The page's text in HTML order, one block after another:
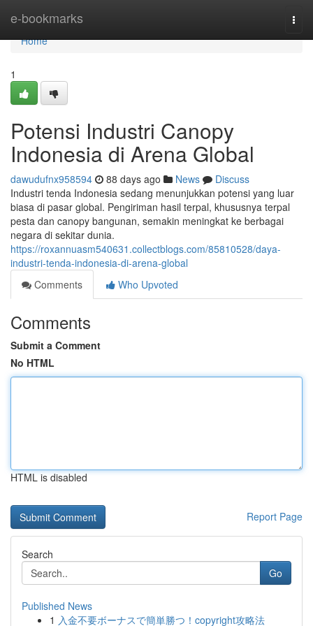
e-bookmarks
Home
Home
1
Potensi Industri Canopy
Indonesia di Arena Global
dawudufnx958594 88 days ago News
Discuss
Industri tenda Indonesia sedang menunjukkan potensi yang luar
biasa di pasar global. Pengiriman hasil terpal, khususnya terpal
pesta dan canopy bangunan, semakin meningkat ke berbagai
negara di sekitar dunia.
https://roxannuasm540631.collectblogs.com/85810528/daya-
industri-tenda-indonesia-di-arena-global
Comments
Who Upvoted
Comments
Submit a Comment
No HTML
HTML is disabled
Report Page
Search
Go
Published News
1 入金不要ボーナスで簡単勝つ！copyright攻略法